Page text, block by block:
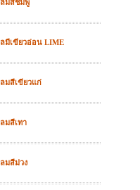
ลมสีชมพู
มีเขียวอ่อน LIME
มสีเขียวแก่
มสีเทา
มสีม่วง